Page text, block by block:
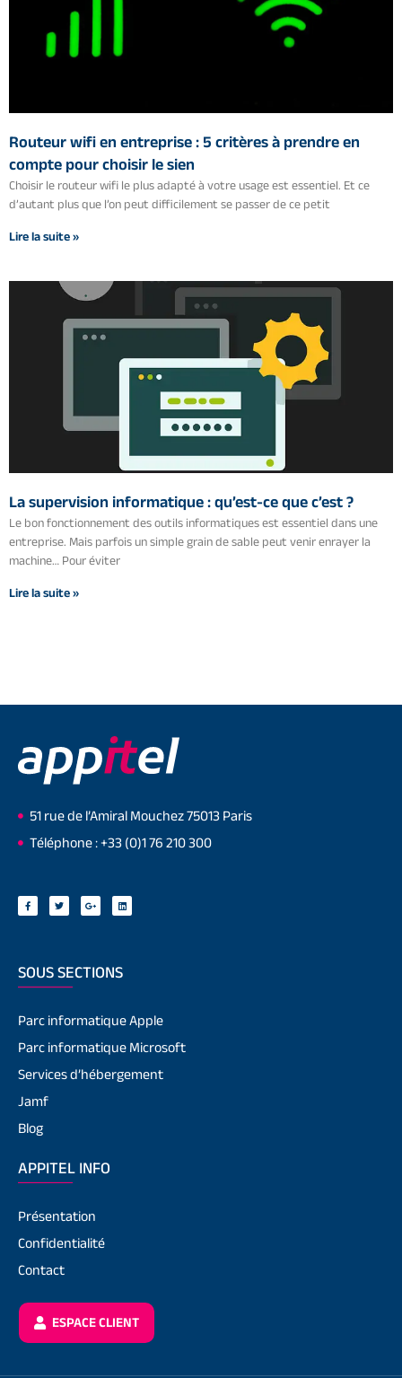
Routeur wifi en entreprise : 5 critères à prendre en
compte pour choisir le sien
Choisir le routeur wifi le plus adapté à votre usage est essentiel. Et ce
d’autant plus que l’on peut difficilement se passer de ce petit
Lire la suite »
La supervision informatique : qu’est-ce que c’est ?
Le bon fonctionnement des outils informatiques est essentiel dans une
entreprise. Mais parfois un simple grain de sable peut venir enrayer la
machine… Pour éviter
Lire la suite »
51 rue de l’Amiral Mouchez 75013 Paris
Téléphone : +33 (0)1 76 210 300
SOUS SECTIONS
Parc informatique Apple
Parc informatique Microsoft
Services d’hébergement
Jamf
Blog
APPITEL INFO
Présentation
Confidentialité
Contact
ESPACE CLIENT